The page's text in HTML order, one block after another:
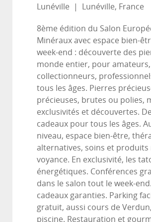
Lunéville
| Lunéville, France
8ème édition du Salon
Minéraux avec espace bien-
week-end : découverte des
monde entier, pour amateurs,
collectionneurs,
tous les âges. Pierres
précieuses, brutes ou polies,
exclusivités et découvertes.
cadeaux pour tous les âges.
niveau, espace bien-être,
alternatives, soins et produits
voyance. En exclusivité, les
énergétiques. Conférences
dans le salon tout le week-
cadeaux garanties. Parking
gratuit, aussi cours de
piscine. Restauration et